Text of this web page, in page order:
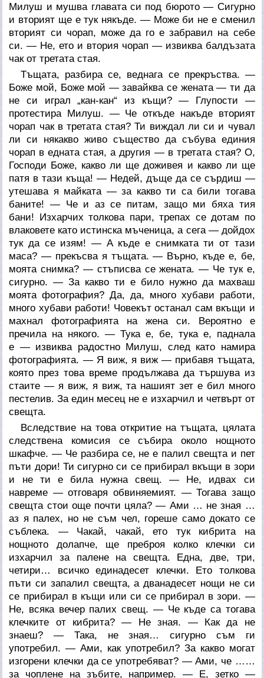
Милуш и мушва главата си под бюрото — Сигурно
и вторият ще е тук някъде. — Може би не е сменил
вторият си чорап, може да го е забравил на себе
си. — Не, ето и втория чорап — извиква балдъзата
чак от третата стая.
Тъщата, разбира се, веднага се прекръства. —
Боже мой, Боже мой — завайква се жената — ти да
не си играл „кан-кан“ из къщи? — Глупости —
протестира Милуш. — Че откъде накъде вторият
чорап чак в третата стая? Ти виждал ли си и чувал
ли си някакво живо същество да събува единия
чорап в едната стая, а другия — в третата стая? О,
Господи Боже, какво ли ще доживея и какво ли ще
патя в тази къща! — Недей, дъще да се сърдиш —
утешава я майката — за какво ти са били тогава
баните! — Че и аз се питам, защо ми бяха тия
бани! Изхарчих толкова пари, трепах се дотам по
влаковете като истинска мъченица, а сега — дойдох
тук да се изям! — А къде е снимката ти от тази
маса? — прекъсва я тъщата. — Върно, къде е, бе,
моята снимка? — стъписва се жената. — Че тук е,
сигурно. — За какво ти е било нужно да махваш
моята фотография? Да, да, много хубави работи,
много хубави работи! Човекът останал сам вкъщи и
махнал фотографията на жена си. Вероятно е
пречила на някого. — Тука е, бе, тука е, паднала
е — извиква радостно Милуш, след като намира
фотографията. — Я виж, я виж — прибавя тъщата,
която през това време продължава да тършува из
стаите — я виж, я виж, та нашият зет е бил много
пестелив. За един месец не е изхарчил и четвърт от
свещта.
Вследствие на това откритие на тъщата, цялата
следствена комисия се събира около нощното
шкафче. — Че разбира се, не е палил свещта и пет
пъти дори! Ти сигурно си се прибирал вкъщи в зори
и не ти е била нужна свещ. — Не, идвах си
навреме — отговаря обвиняемият. — Тогава защо
свещта стои още почти цяла? — Ами … не зная …
аз я палех, но не съм чел, гореше само докато се
съблека. — Чакай, чакай, ето тук кибрита на
нощното долапче, ще преброя колко клечки си
изхарчил за палене на свещта. Една, две, три,
четири… всичко единадесет клечки. Ето толкова
пъти си запалил свещта, а дванадесет нощи не си
се прибирал в къщи или си се прибирал в зори. —
Не, всяка вечер палих свещ. — Че къде са тогава
клечките от кибрита? — Не зная. — Как да не
знаеш? — Така, не зная… сигурно съм ги
употребил. — Ами, как употребил? За какво могат
изгорени клечки да се употребяват? — Ами, че ……
за чоплене на зъбите, например. — Е, зетко —